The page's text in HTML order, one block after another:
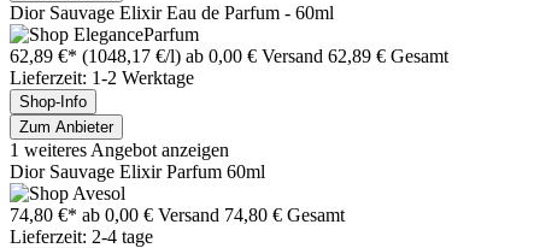
Dior Sauvage Elixir Eau de Parfum - 60ml
62,89 €* (1048,17 €/l) ab 0,00 € Versand 62,89 € Gesamt
Lieferzeit: 1-2 Werktage
Shop-Info
Zum Anbieter
1 weiteres Angebot anzeigen
Dior Sauvage Elixir Parfum 60ml
74,80 €* ab 0,00 € Versand 74,80 € Gesamt
Lieferzeit: 2-4 tage